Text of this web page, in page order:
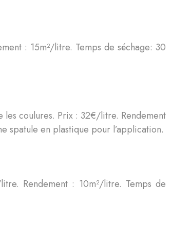
: 15m²/litre. Temps de séchage: 30
les coulures. Prix : 32€/litre. Rendement
spatule en plastique pour l’application.
Rendement : 10m²/litre. Temps de